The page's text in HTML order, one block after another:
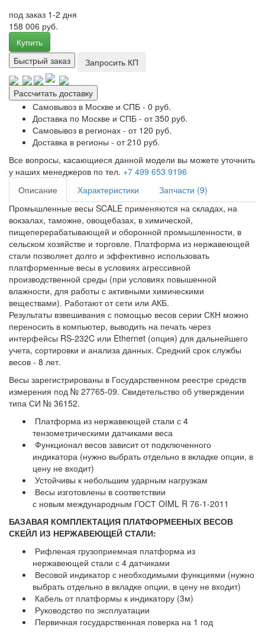
под заказ 1-2 дня
158 006 руб.
Купить
Быстрый заказ
Запросить КП
Рассчитать доставку
Самовывоз в Москве и СПБ - 0 руб.
Доставка по Москве и СПБ - от 350 руб.
Самовывоз в регионах - от 120 руб.
Доставка в регионы - от 210 руб.
Все вопросы, касающиеся данной модели вы можете уточнить
у наших менеджеров по тел. +7 499 653 9196
Описание
Характеристики
Запчасти (9)
Промышленные весы SCALE применяются на складах, на
вокзалах, таможне, овощебазах, в химической,
пищеперерабатывающей и оборонной промышленности, в
сельском хозяйстве и торговле. Платформа из нержавеющей
стали позволяет долго и эффективно использовать
платформенные весы в условиях агрессивной
производственной среды (при условиях повышенной
влажности, для работы с активными химическими
веществами). Работают от сети или АКБ.
Результаты взвешивания с помощью весов серии СКН можно
переносить в компьютер, выводить на печать через
интерфейсы RS-232C или Ethernet (опция) для дальнейшего
учета, сортировки и анализа данных. Средний срок службы
весов - 8 лет.
Весы зарегистрированы в Государственном реестре средств
измерения под № 27765-09. Свидетельство об утверждении
типа СИ № 36152.
Платформа из нержавеющей стали с 4
тензометрическими датчиками веса
Функционал весов зависит от подключенного
индикатора (нужно выбрать отдельно в вкладке опции, в
цену не входит)
Устойчивы к небольшим ударным нагрузкам
Весы изготовлены в соответствии
с новым международным ГОСТ OIML R 76-1-2011
БАЗАВАЯ КОМПЛЕКТАЦИЯ ПЛАТФОРМЕЕНЫХ ВЕСОВ
СКЕЙЛ ИЗ НЕРЖАВЕЮЩЕЙ СТАЛИ:
Рифленая грузоприемная платформа из
нержавеющей стали с 4 датчиками
Весовой индикатор с необходимыми функциями (нужно
выбрать отдельно в вкладке опции, в цену не входит)
Кабель от платформы к индикатору (3м)
Руководство по эксплуатации
Первичная государственная поверка на 1 год